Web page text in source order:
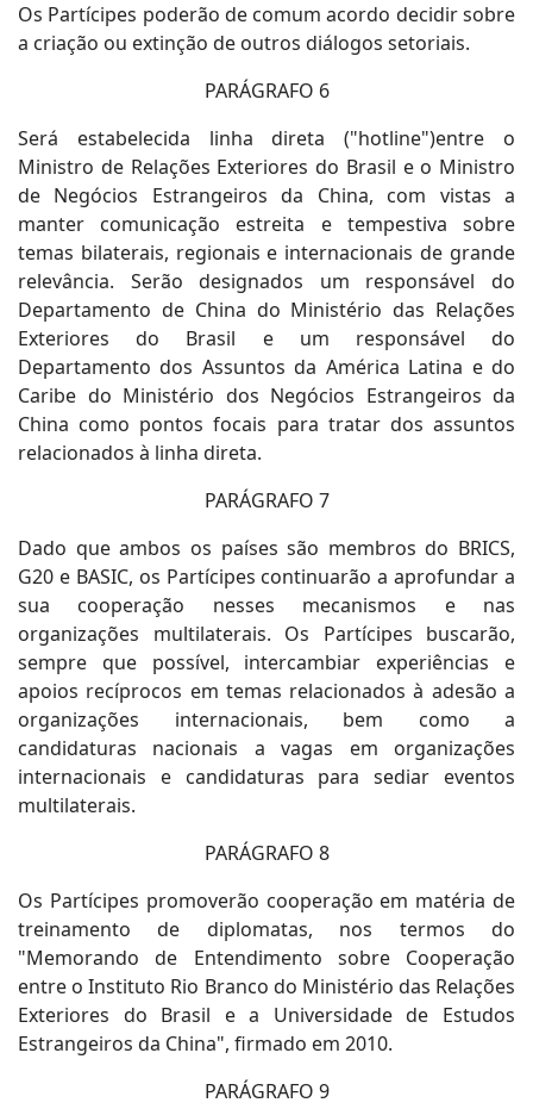
Os Partícipes poderão de comum acordo decidir sobre
a criação ou extinção de outros diálogos setoriais.
PARÁGRAFO 6
Será estabelecida linha direta ("hotline")entre o
Ministro de Relações Exteriores do Brasil e o Ministro
de Negócios Estrangeiros da China, com vistas a
manter comunicação estreita e tempestiva sobre
temas bilaterais, regionais e internacionais de grande
relevância. Serão designados um responsável do
Departamento de China do Ministério das Relações
Exteriores do Brasil e um responsável do
Departamento dos Assuntos da América Latina e do
Caribe do Ministério dos Negócios Estrangeiros da
China como pontos focais para tratar dos assuntos
relacionados à linha direta.
PARÁGRAFO 7
Dado que ambos os países são membros do BRICS,
G20 e BASIC, os Partícipes continuarão a aprofundar a
sua cooperação nesses mecanismos e nas
organizações multilaterais. Os Partícipes buscarão,
sempre que possível, intercambiar experiências e
apoios recíprocos em temas relacionados à adesão a
organizações internacionais, bem como a
candidaturas nacionais a vagas em organizações
internacionais e candidaturas para sediar eventos
multilaterais.
PARÁGRAFO 8
Os Partícipes promoverão cooperação em matéria de
treinamento de diplomatas, nos termos do
"Memorando de Entendimento sobre Cooperação
entre o Instituto Rio Branco do Ministério das Relações
Exteriores do Brasil e a Universidade de Estudos
Estrangeiros da China", firmado em 2010.
PARÁGRAFO 9